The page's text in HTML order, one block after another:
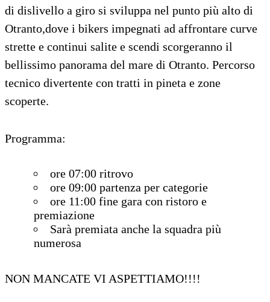
di dislivello a giro si sviluppa nel punto più alto di
Otranto,dove i bikers impegnati ad affrontare curve
strette e continui salite e scendi scorgeranno il
bellissimo panorama del mare di Otranto. Percorso
tecnico divertente con tratti in pineta e zone
scoperte.
Programma:
ore 07:00 ritrovo
ore 09:00 partenza per categorie
ore 11:00 fine gara con ristoro e
premiazione
Sarà premiata anche la squadra più
numerosa
NON MANCATE VI ASPETTIAMO!!!!